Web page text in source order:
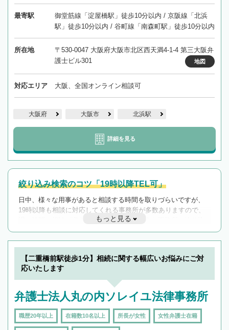
最寄駅
御堂筋線「淀屋橋駅」徒歩10分以内 / 京阪線「北浜
駅」徒歩10分以内 / 谷町線「南森町駅」徒歩10分以内
所在地
〒530-0047 大阪府大阪市北区西天満4-1-4 第三大阪弁
護士ビル301
地図
対応エリア 大阪、全国オンライン相談可
大阪府 大阪市 北浜駅
詳細を見る
絞り込み検索のコツ「19時以降TEL可」
日中、様々な用事があると相談する時間を取りづらいですが、
19時以降も相談に対応してくれる事務所が多数ありますので、
遅い時間の相談が増えそうな場合はそのような事務所に絞り込
んで検索してみましょう。
19時以降TEL可の条件
を加えて再検索
もっと見る
【二重橋前駅徒歩1分】相続に関する幅広いお悩みにご対
応いたします
弁護士法人丸の内ソレイユ法律事務所
職歴20年以上 在籍数10名以上 所長が女性 女性弁護士在籍